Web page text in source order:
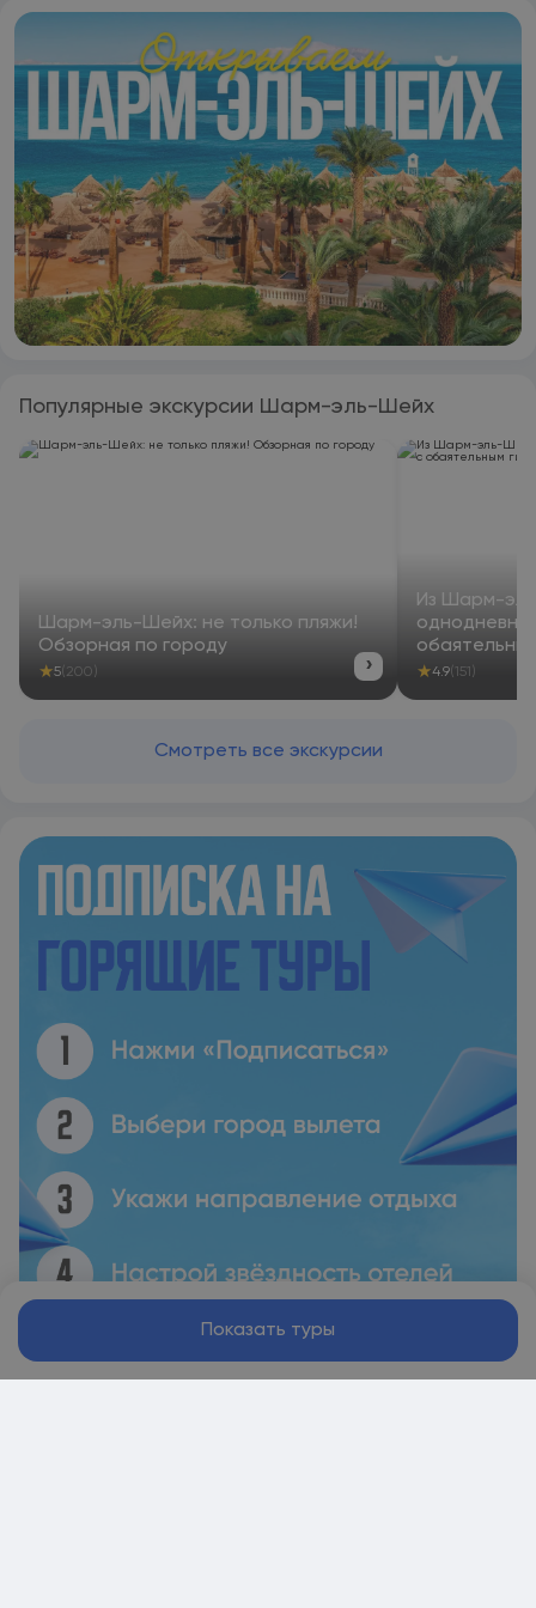
ответить на ваши вопросы. Pickalbatros Laguna Club Resort
Sharm El Sheikh располагается на расстоянии 21 км и 21 км
соответственно от таких достопримечательностей, как
Международный конгресс-центр сети Jolie Ville Hotels и
Гоночная трасса Ghibli. Международный аэропорт Шарм-
эш-Шейх находится в 11 км.
Популярные экскурсии Шарм-эль-Шейх
Шарм-эль-Шейх: не только пляжи!
Обзорная по городу
★5 (200) ›
Из Шарм-
★4.9(151)
Смотреть все экскурсии
Показать туры